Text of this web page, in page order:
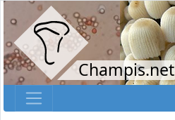
Champis.net